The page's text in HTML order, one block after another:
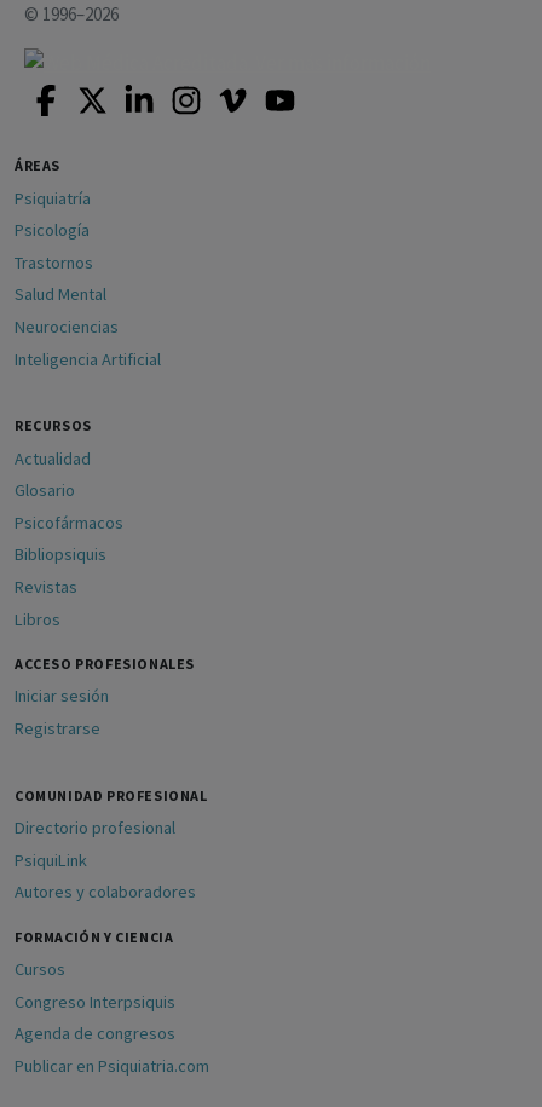
© 1996–2026
ÁREAS
Psiquiatría
Psicología
Trastornos
Salud Mental
Neurociencias
Inteligencia Artificial
RECURSOS
Actualidad
Glosario
Psicofármacos
Bibliopsiquis
Revistas
Libros
ACCESO PROFESIONALES
Iniciar sesión
Registrarse
COMUNIDAD PROFESIONAL
Directorio profesional
PsiquiLink
Autores y colaboradores
FORMACIÓN Y CIENCIA
Cursos
Congreso Interpsiquis
Agenda de congresos
Publicar en Psiquiatria.com